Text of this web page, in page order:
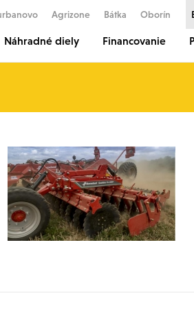
Agrizone Bátka Oborín
Náhradné diely Financovanie